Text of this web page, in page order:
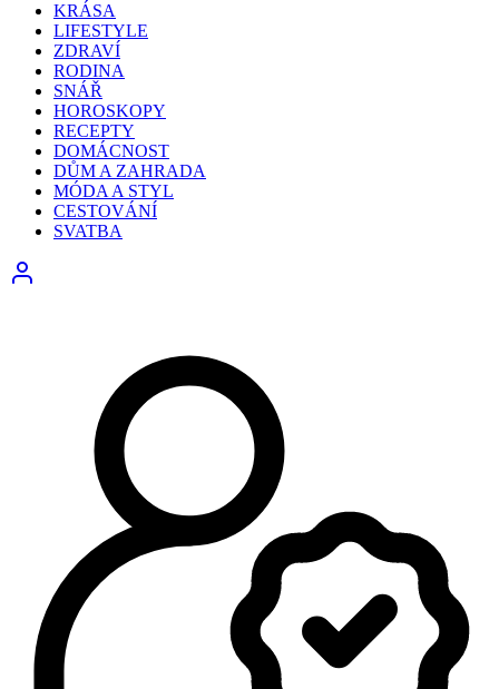
KRÁSA
LIFESTYLE
ZDRAVÍ
RODINA
SNÁŘ
HOROSKOPY
RECEPTY
DOMÁCNOST
DŮM A ZAHRADA
MÓDA A STYL
CESTOVÁNÍ
SVATBA